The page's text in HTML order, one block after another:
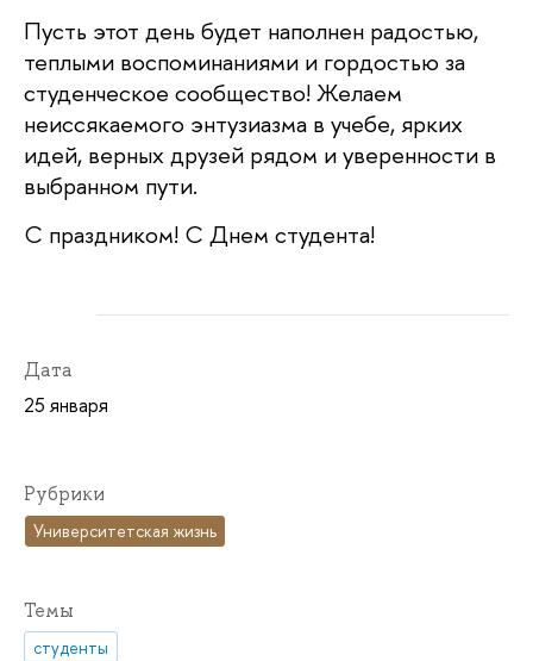
Пусть этот день будет наполнен радостью,
теплыми воспоминаниями и гордостью за
студенческое сообщество! Желаем
неиссякаемого энтузиазма в учебе, ярких
идей, верных друзей рядом и уверенности в
выбранном пути.
С праздником! С Днем студента!
Дата
25 января
Рубрики
Университетская жизнь
Темы
студенты